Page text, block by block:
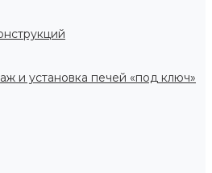
и установка печей «под ключ»